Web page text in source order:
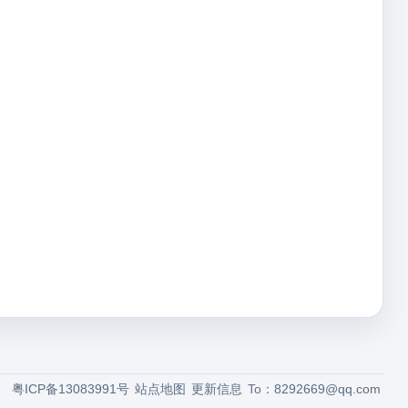
To：8292669@qq.com
更新信息
站点地图
粤ICP备13083991号